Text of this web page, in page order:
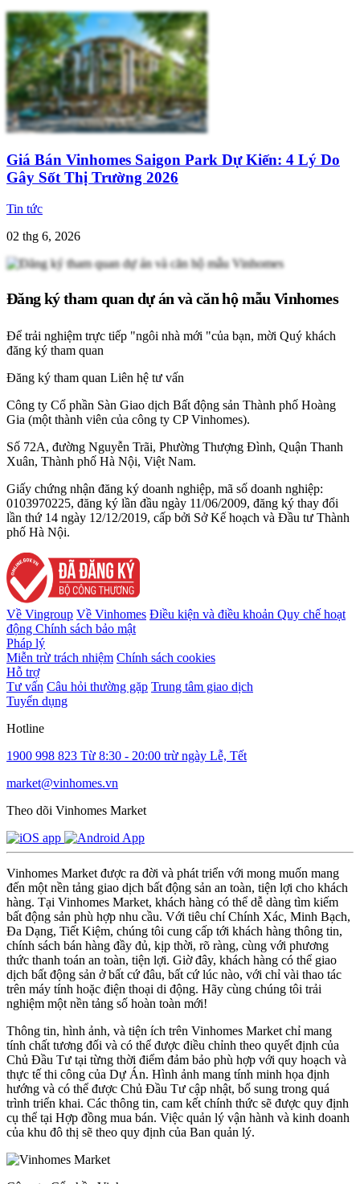
Giá Bán Vinhomes Saigon Park Dự Kiến: 4 Lý Do
Gây Sốt Thị Trường 2026
Tin tức
02 thg 6, 2026
Đăng ký tham quan dự án và căn hộ mẫu Vinhomes
Để trải nghiệm trực tiếp "ngôi nhà mới "của bạn, mời Quý khách
đăng ký tham quan
Đăng ký tham quan Liên hệ tư vấn
Công ty Cổ phần Sàn Giao dịch Bất động sản Thành phố Hoàng
Gia (một thành viên của công ty CP Vinhomes).
Số 72A, đường Nguyễn Trãi, Phường Thượng Đình, Quận Thanh
Xuân, Thành phố Hà Nội, Việt Nam.
Giấy chứng nhận đăng ký doanh nghiệp, mã số doanh nghiệp:
0103970225, đăng ký lần đầu ngày 11/06/2009, đăng ký thay đổi
lần thứ 14 ngày 12/12/2019, cấp bởi Sở Kế hoạch và Đầu tư Thành
phố Hà Nội.
Về Vingroup Về Vinhomes Điều kiện và điều khoản Quy chế hoạt
động Chính sách bảo mật
Pháp lý
Miễn trừ trách nhiệm Chính sách cookies
Hỗ trợ
Tư vấn Câu hỏi thường gặp Trung tâm giao dịch
Tuyển dụng
Hotline
1900 998 823 Từ 8:30 - 20:00 trừ ngày Lễ, Tết
market@vinhomes.vn
Theo dõi Vinhomes Market
Vinhomes Market được ra đời và phát triển với mong muốn mang
đến một nền tảng giao dịch bất động sản an toàn, tiện lợi cho khách
hàng. Tại Vinhomes Market, khách hàng có thể dễ dàng tìm kiếm
bất động sản phù hợp nhu cầu. Với tiêu chí Chính Xác, Minh Bạch,
Đa Dạng, Tiết Kiệm, chúng tôi cung cấp tới khách hàng thông tin,
chính sách bán hàng đầy đủ, kịp thời, rõ ràng, cùng với phương
thức thanh toán an toàn, tiện lợi. Giờ đây, khách hàng có thể giao
dịch bất động sản ở bất cứ đâu, bất cứ lúc nào, với chỉ vài thao tác
trên máy tính hoặc điện thoại di động. Hãy cùng chúng tôi trải
nghiệm một nền tảng số hoàn toàn mới!
Thông tin, hình ảnh, và tiện ích trên Vinhomes Market chỉ mang
tính chất tương đối và có thể được điều chỉnh theo quyết định của
Chủ Đầu Tư tại từng thời điểm đảm bảo phù hợp với quy hoạch và
thực tế thi công của Dự Án. Hình ảnh mang tính minh họa định
hướng và có thể được Chủ Đầu Tư cập nhật, bổ sung trong quá
trình triển khai. Các thông tin, cam kết chính thức sẽ được quy định
cụ thể tại Hợp đồng mua bán. Việc quản lý vận hành và kinh doanh
của khu đô thị sẽ theo quy định của Ban quản lý.